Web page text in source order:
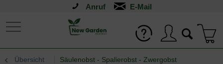
Anruf
Übersicht Säulenobst - Spalierobst - Zwergobst